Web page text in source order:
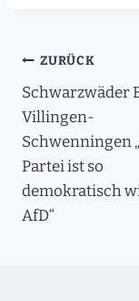
ZURÜCK
Schwarzwäder
Villingen-
Schwenningen
Partei ist so
demokratisch
AfD“